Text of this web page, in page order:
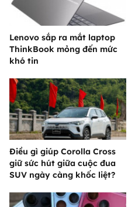
Lenovo sắp ra mắt laptop
ThinkBook mỏng đến mức
khó tin
Điều gì giúp Corolla Cross
giữ sức hút giữa cuộc đua
SUV ngày càng khốc liệt?